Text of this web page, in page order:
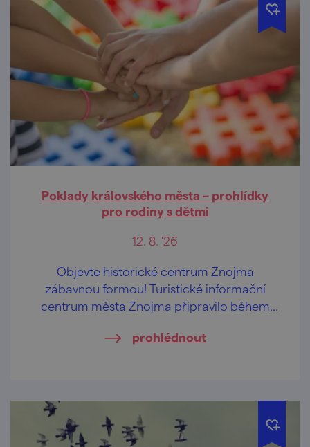
Poklady královského města – prohlídky
pro rodiny s dětmi
12. 8. '26
Objevte historické centrum Znojma
zábavnou formou! Turistické informační
centrum města Znojma připravilo během
prohlídky určené především rodinám s
prohlédnout